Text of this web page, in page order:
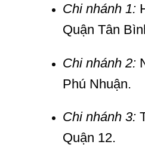
Chi nhánh 1:
Quận Tân
Chi nhánh 2:
Phú Nhuận.
Chi nhánh 3:
Quận 12.